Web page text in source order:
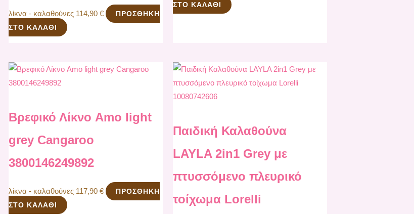
λίκνα - καλαθούνες 114,90€
ΠΡΟΣΘΉΚΗ
ΣΤΟ ΚΑΛΆΘΙ
ΣΤΟ ΚΑΛΆΘΙ
Βρεφικό Λίκνο Amo light
grey Cangaroo
3800146249892
λίκνα - καλαθούνες 117,90€
ΠΡΟΣΘΉΚΗ
ΣΤΟ ΚΑΛΆΘΙ
Παιδική Καλαθούνα
LAYLA 2in1 Grey με
πτυσσόμενο πλευρικό
τοίχωμα Lorelli